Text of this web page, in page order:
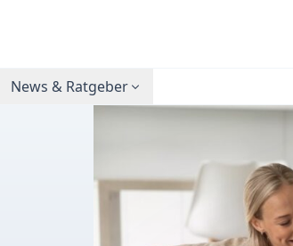
News & Ratgeber